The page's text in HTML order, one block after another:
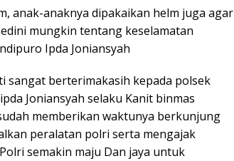
anak-anaknya dipakaikan helm juga agar
mungkin tentang keselamatan
Ipda Joniansyah
sangat berterimakasih kepada polsek
Joniansyah selaku Kanit binmas
memberikan waktunya berkunjung
peralatan polri serta mengajak
semakin maju Dan jaya untuk